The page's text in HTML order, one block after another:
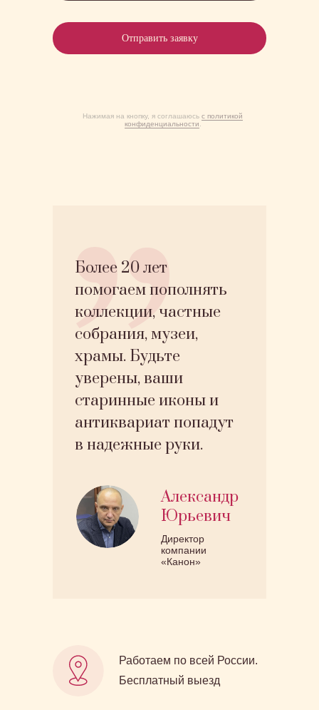
Нажимая на кнопку, я соглашаюсь с политикой
конфиденциальности
Отправить заявку
Александр
Юрьевич
Директор
компании
«Канон»
Более 20 лет
помогаем пополнять
коллекции, частные
собрания, музеи,
храмы. Будьте
уверены, ваши
старинные иконы и
антиквариат попадут
в надежные руки.
Работаем по всей России.
Бесплатный выезд